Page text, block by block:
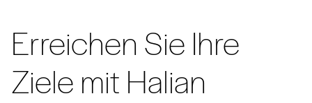
Erreichen Sie Ihre
Ziele mit Halian